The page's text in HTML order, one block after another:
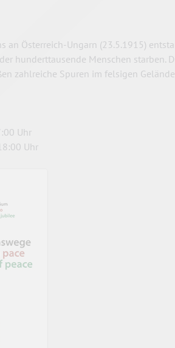
an Österreich-Ungarn (23.5.1915)
hunderttausende Menschen starben.
zahlreiche Spuren im felsigen
Uhr
Uhr